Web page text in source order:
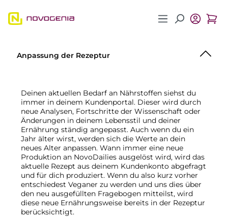
Zum Hauptinhalt springen
Anpassung der Rezeptur
Deinen aktuellen Bedarf an Nährstoffen siehst du
immer in deinem Kundenportal. Dieser wird durch
neue Analysen, Fortschritte der Wissenschaft oder
Änderungen in deinem Lebensstil und deiner
Ernährung ständig angepasst. Auch wenn du ein
Jahr älter wirst, werden sich die Werte an dein
neues Alter anpassen. Wann immer eine neue
Produktion an NovoDailies ausgelöst wird, wird das
aktuelle Rezept aus deinem Kundenkonto abgefragt
und für dich produziert. Wenn du also kurz vorher
entschiedest Veganer zu werden und uns dies über
den neu ausgefüllten Fragebogen mitteilst, wird
diese neue Ernährungsweise bereits in der Rezeptur
berücksichtigt.